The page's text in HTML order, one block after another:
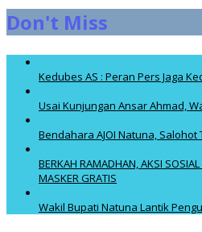
Don't Miss
Kedubes AS : Peran Pers Jaga
Usai Kunjungan Ansar Ahmad,
Bendahara AJOI Natuna,
BERKAH RAMADHAN, AKSI SOSIAL
MASKER GRATIS
Wakil Bupati Natuna Lantik